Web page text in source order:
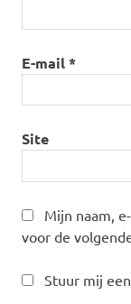
E-mail*
Site
Mijn naam,
voor de
Stuur mij